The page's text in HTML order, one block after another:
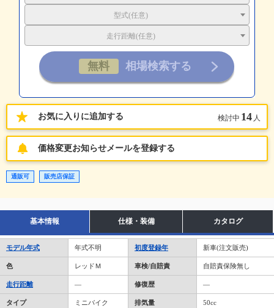
型式(任意)
走行距離(任意)
お気に入りに追加する 検討中 14 人
価格変更お知らせメールを登録する
通販可 販売店保証
基本情報 仕様・装備 カタログ
モデル年式 年式不明 初度登録年 新車(注文販売)
色 レッドＭ 車検/自賠責 自賠責保険無し
走行距離 ― 修復歴 ―
タイプ ミニバイク 排気量 50cc